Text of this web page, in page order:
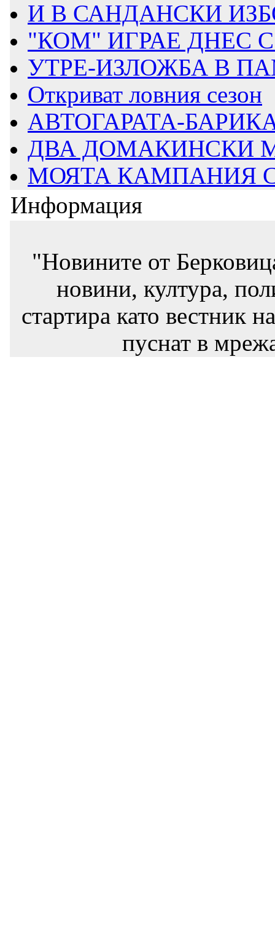
И В САНДАНСКИ
"КОМ" ИГРАЕ ДНЕС
УТРЕ-ИЗЛОЖБА В
Откриват ловния сезон
АВТОГАРАТА-
ДВА ДОМАКИНСКИ
МОЯТА КАМПАНИЯ
Информация
"Новините от
новини, култура,
стартира като вестник
пуснат в